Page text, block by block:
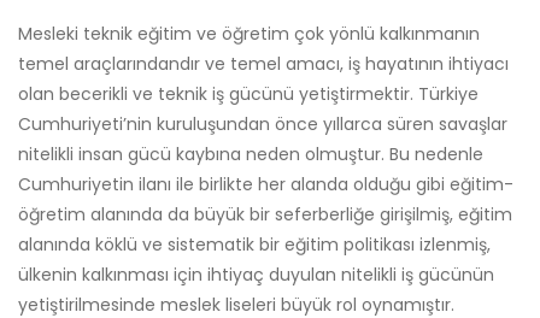
Mesleki teknik eğitim ve öğretim çok yönlü kalkınmanın
temel araçlarındandır ve temel amacı, iş hayatının ihtiyacı
olan becerikli ve teknik iş gücünü yetiştirmektir. Türkiye
Cumhuriyeti’nin kuruluşundan önce yıllarca süren savaşlar
nitelikli insan gücü kaybına neden olmuştur. Bu nedenle
Cumhuriyetin ilanı ile birlikte her alanda olduğu gibi eğitim-
öğretim alanında da büyük bir seferberliğe girişilmiş, eğitim
alanında köklü ve sistematik bir eğitim politikası izlenmiş,
ülkenin kalkınması için ihtiyaç duyulan nitelikli iş gücünün
yetiştirilmesinde meslek liseleri büyük rol oynamıştır.